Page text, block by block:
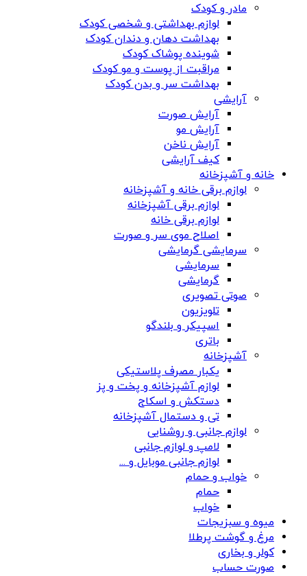
مادر و کودک
لوازم بهداشتی و شخصی کودک
بهداشت دهان و دندان کودک
شوینده پوشاک کودک
مراقبت از پوست و مو کودک
بهداشت سر و بدن کودک
آرایشی
آرایش صورت
آرایش مو
آرایش ناخن
کیف آرایشی
خانه و آشپزخانه
لوازم برقی خانه و آشپزخانه
لوازم برقی آشپزخانه
لوازم برقی خانه
اصلاح موی سر و صورت
سرمایشی گرمایشی
سرمایشی
گرمایشی
صوتی تصویری
تلویزیون
اسپیکر و بلندگو
باتری
آشپزخانه
یکبار مصرف پلاستیکی
لوازم آشپزخانه و پخت و پز
دستکش و اسکاج
تی و دستمال آشپزخانه
لوازم جانبی و روشنایی
لامپ و لوازم جانبی
لوازم جانبی موبایل و ...
خواب و حمام
حمام
خواب
میوه و سبزیجات
مرغ و گوشت پرطلا
کولر و بخاری
صورت حساب